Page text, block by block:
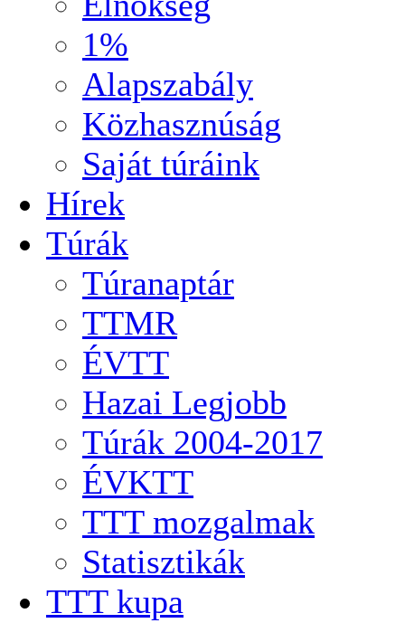
1%
Alapszabály
Közhasznúság
Saját túráink
Hírek
Túrák
Túranaptár
TTMR
ÉVTT
Hazai Legjobb
Túrák 2004-2017
ÉVKTT
TTT mozgalmak
Statisztikák
TTT kupa